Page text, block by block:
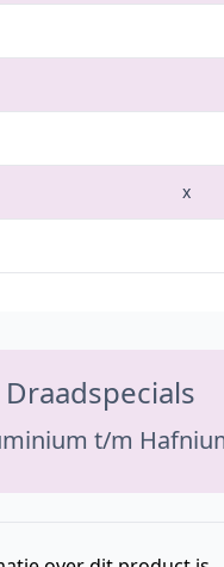
x
Draadspecials
t/m